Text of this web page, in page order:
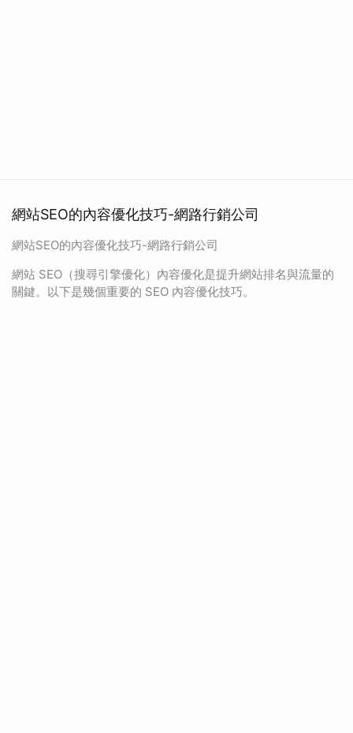
網站SEO的內容優化技巧-網路行銷公司
網站SEO的內容優化技巧-網路行銷公司
網站 SEO（搜尋引擎優化）內容優化是提升網站排名與流量的
關鍵。以下是幾個重要的 SEO 內容優化技巧。